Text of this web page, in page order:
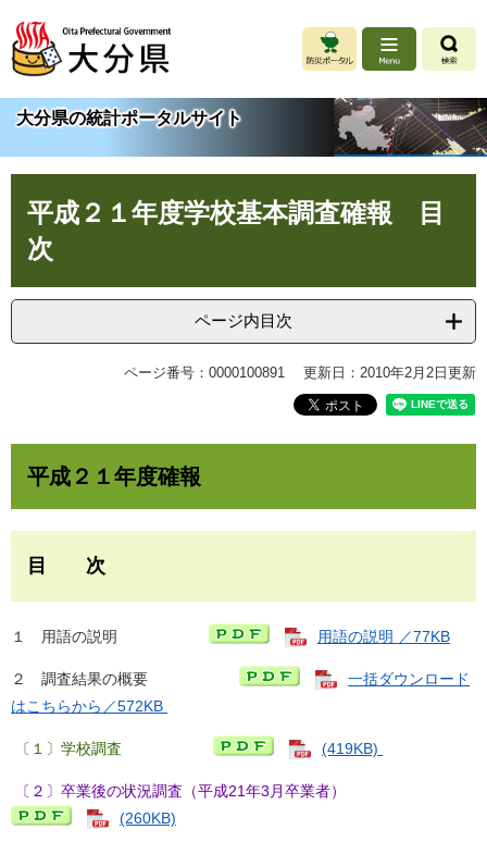
ジ
先
頭
す
ュ
を
飛
し
大分県の統計ポータルサイト
平成２１年度学校基本調査確報 目
次
ページ内目次
ページ番号：0000100891 更新日：2010年2月2日更新
平成２１年度確報
目 次
１ 用語の説明 用語の説明 ／77KB
２ 調査結果の概要
一括ダウンロード
はこちらから／572KB
〔１〕学校調査 (419KB)
〔２〕卒業後の状況調査（平成21年3月卒業者）
(260KB)